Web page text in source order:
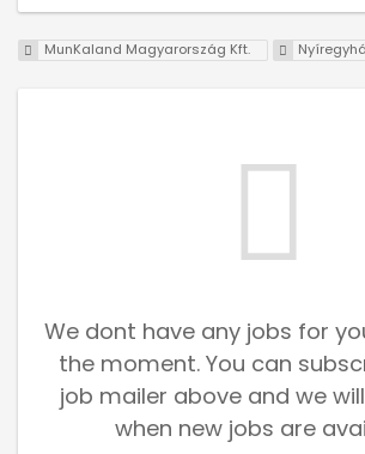
MunKaland Magyarország Kft.
We dont have any jobs for
the moment. You can
job mailer above and we
when new jobs are